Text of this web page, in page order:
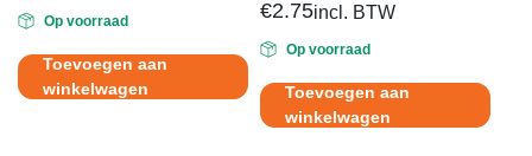
Op voorraad
Toevoegen aan
winkelwagen
€2.75incl. BTW
Op voorraad
Toevoegen aan
winkelwagen